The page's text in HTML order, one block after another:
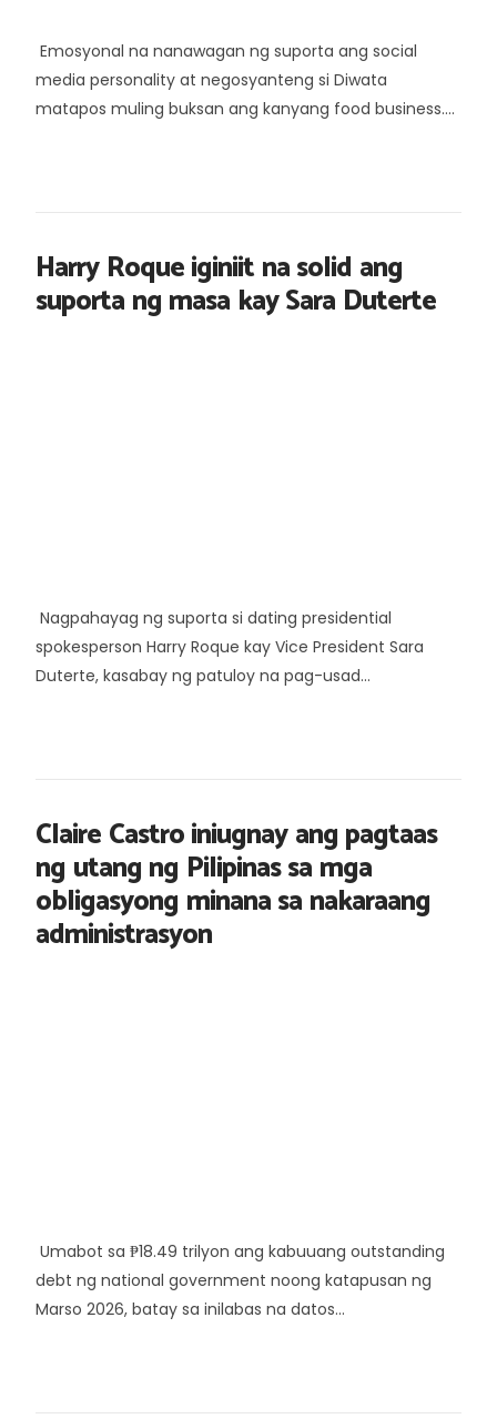
Emosyonal na nanawagan ng suporta ang social
media personality at negosyanteng si Diwata
matapos muling buksan ang kanyang food business....
Harry Roque iginiit na solid ang
suporta ng masa kay Sara Duterte
Nagpahayag ng suporta si dating presidential
spokesperson Harry Roque kay Vice President Sara
Duterte, kasabay ng patuloy na pag-usad...
Claire Castro iniugnay ang pagtaas
ng utang ng Pilipinas sa mga
obligasyong minana sa nakaraang
administrasyon
Umabot sa ₱18.49 trilyon ang kabuuang outstanding
debt ng national government noong katapusan ng
Marso 2026, batay sa inilabas na datos...